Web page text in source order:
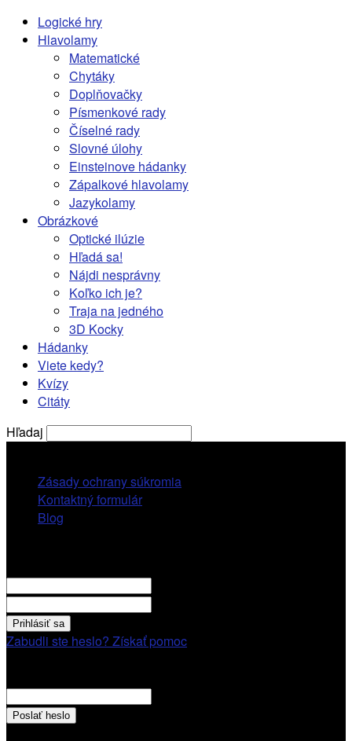
Logické hry
Hlavolamy
Matematické
Chytáky
Doplňovačky
Písmenkové rady
Číselné rady
Slovné úlohy
Einsteinove hádanky
Zápalkové hlavolamy
Jazykolamy
Obrázkové
Optické ilúzie
Hľadá sa!
Nájdi nesprávny
Koľko ich je?
Traja na jedného
3D Kocky
Hádanky
Viete kedy?
Kvízy
Citáty
Hľadaj
Zásady ochrany súkromia
Kontaktný formulár
Blog
Zabudli ste heslo? Získať pomoc